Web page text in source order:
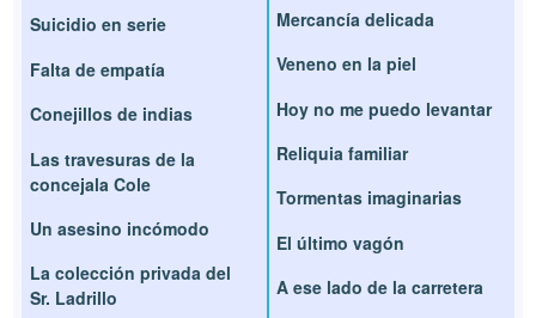
Suicidio en serie
Falta de empatía
Conejillos de indias
Las travesuras de la
concejala Cole
Un asesino incómodo
La colección privada del
Sr. Ladrillo
Mercancía delicada
Veneno en la piel
Hoy no me puedo levantar
Reliquia familiar
Tormentas imaginarias
El último vagón
A ese lado de la carretera